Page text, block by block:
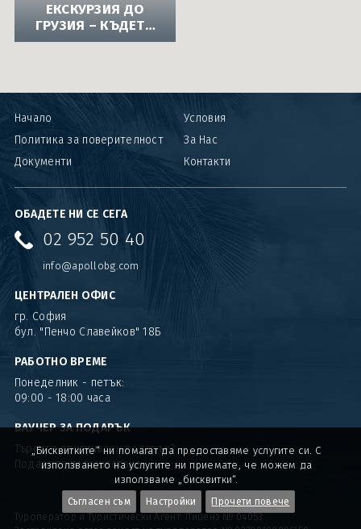
ЕКСКУРЗИЯ ДО
ГРУЗИЯ – КЪДЕТО
ХРАНАТА РАЗКАЗВА
Начало
Условия
Политика за поверителност
За Нас
Документи
Контакти
ОБАДЕТЕ НИ СЕ СЕГА
02 952 50 40
info@apollobg.com
ЦЕНТРАЛЕН ОФИС
гр. София
бул. "Пенчо Славейков" 18Б
РАБОТНО ВРЕМЕ
Понеделник - петък:
09:00 - 18:00 часа
ВАУЧЕР ЗА ПОДАРЪК
Търсите оригинален подарък?
Подарете пътешествие
Туроператор и Туристически Агент: Лиценз № 04053
„Бисквитките“ ни помагат да предоставяме услугите си. С
използването на услугите ни приемате, че можем да
използваме „бисквитки“.
Съгласен съм Настройки Прочети повече